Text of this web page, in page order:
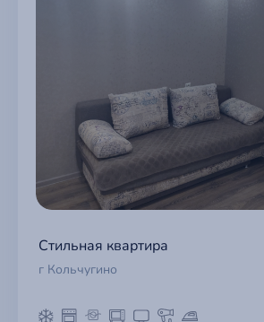
Стильная квартира
г Кольчугино